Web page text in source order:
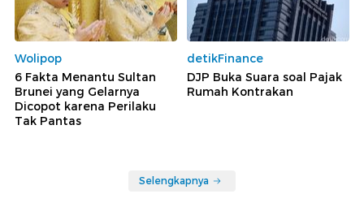
Wolipop
6 Fakta Menantu Sultan
Brunei yang Gelarnya
Dicopot karena Perilaku
Tak Pantas
detikFinance
DJP Buka Suara soal Pajak
Rumah Kontrakan
Selengkapnya